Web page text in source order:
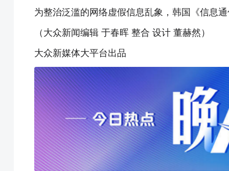
为整治泛滥的网络虚假信息乱象，韩国《信息
（大众新闻编辑 于春晖 整合 设计 董赫然）
大众新媒体大平台出品